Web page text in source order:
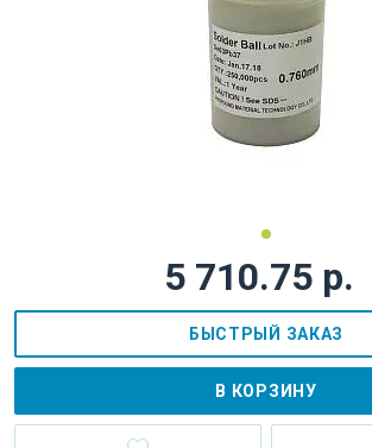
5 710.75 р.
БЫСТРЫЙ ЗАКАЗ
В КОРЗИНУ